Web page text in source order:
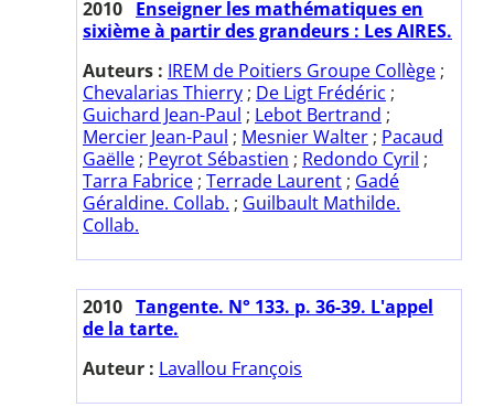
2010 Enseigner les mathématiques en
sixième à partir des grandeurs : Les AIRES.
Auteurs : IREM de Poitiers Groupe Collège ;
Chevalarias Thierry ; De Ligt Frédéric ;
Guichard Jean-Paul ; Lebot Bertrand ;
Mercier Jean-Paul ; Mesnier Walter ; Pacaud
Gaëlle ; Peyrot Sébastien ; Redondo Cyril ;
Tarra Fabrice ; Terrade Laurent ; Gadé
Géraldine. Collab. ; Guilbault Mathilde.
Collab.
2010 Tangente. N° 133. p. 36-39. L'appel
de la tarte.
Auteur : Lavallou François